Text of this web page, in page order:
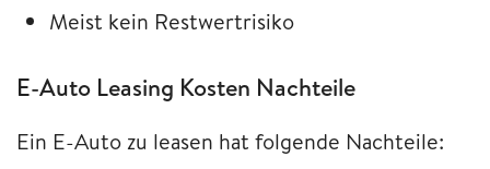
Meist kein Restwertrisiko
E-Auto Leasing Kosten Nachteile
Ein E-Auto zu leasen hat folgende Nachteile: